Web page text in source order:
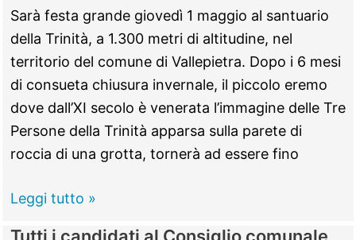
sui
sentieri:
i
danni
del
post
Pasquetta
Villa
Sarà festa grande giovedì 1 maggio al santuario
della Trinità, a 1.300 metri di altitudine, nel
territorio del comune di Vallepietra. Dopo i 6 mesi
di consueta chiusura invernale, il piccolo eremo
dove dall’XI secolo è venerata l’immagine delle Tre
Persone della Trinità apparsa sulla parete di
roccia di una grotta, tornerà ad essere fino
Vallepietra
Leggi tutto »